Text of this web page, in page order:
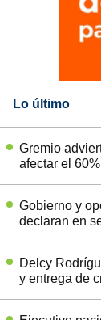
Lo último
Gremio
afectar el
Gobierno y
declaran en
Delcy
y entrega de